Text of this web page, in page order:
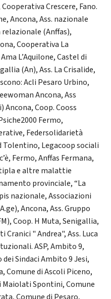
Crescere, Fano.
Ancona, Ass. nazionale
(Anffas),
Cooperativa La
L’Aquilone, Castel di
(An), Ass. La Crisalide,
Acli Pesaro Urbino,
Ancona, Ass
Coop. Cooss
Fermo,
Federsolidarietà
Tolentino, Legacoop sociali
Fermo, Anffas Fermana,
e altre malattie
provinciale, “La
nazionale, Associazioni
Ancona, Ass. Gruppo
Coop. H Muta, Senigallia,
" Andrea", Ass. Luca
ASP, Ambito 9,
Sindaci Ambito 9 Jesi,
Comune di Ascoli Piceno,
Maiolati Spontini, Comune